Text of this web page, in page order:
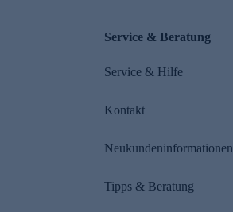
Service & Beratung
Service & Hilfe
Kontakt
Neukundeninformationen
Tipps & Beratung